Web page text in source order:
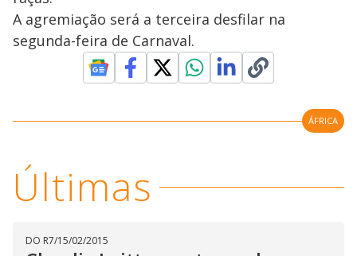
A agremiação será a terceira desfilar na
segunda-feira de Carnaval.
ÁFRICA
Últimas
DO R7/15/02/2015